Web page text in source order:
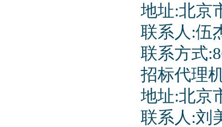
地址:北京
联系人:伍
联系方式
招标代理
地址:北京
联系人:刘